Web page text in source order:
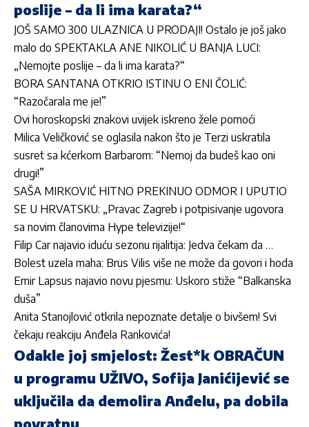
poslije – da li ima karata?“
JOŠ SAMO 300 ULAZNICA U PRODAJI! Ostalo je još jako
malo do SPEKTAKLA ANE NIKOLIĆ U BANJA LUCI:
„Nemojte poslije – da li ima karata?“
BORA SANTANA OTKRIO ISTINU O ENI ČOLIĆ:
“Razočarala me je!”
Ovi horoskopski znakovi uvijek iskreno žele pomoći
Milica Veličković se oglasila nakon što je Terzi uskratila
susret sa kćerkom Barbarom: “Nemoj da budeš kao oni
drugi!”
SAŠA MIRKOVIĆ HITNO PREKINUO ODMOR I UPUTIO
SE U HRVATSKU: „Pravac Zagreb i potpisivanje ugovora
sa novim članovima Hype televizije!“
Filip Car najavio iduću sezonu rijalitija: Jedva čekam da …
Bolest uzela maha: Brus Vilis više ne može da govori i hoda
Emir Lapsus najavio novu pjesmu: Uskoro stiže “Balkanska
duša”
Anita Stanojlović otkrila nepoznate detalje o bivšem! Svi
čekaju reakciju Anđela Rankovića!
Odakle joj smjelost: Žest*k OBRAČUN
u programu UŽIVO, Sofija Janićijević se
uključila da demolira Anđelu, pa dobila
povratnu